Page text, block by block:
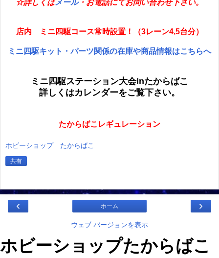
☆詳しくはメール・お電話にてお問い合わせ下さい。
店内 ミニ四駆コース常時設置！（3レーン4,5台分）
ミニ四駆キット・パーツ関係の在庫や商品情報はこちらへ
ミニ四駆ステーション大会inたからばこ
詳しくはカレンダーをご覧下さい。
たからばこレギュレーション
ホビーショップ たからばこ
共有
‹ ›
ホーム
ウェブ バージョンを表示
ホビーショップたからばこ